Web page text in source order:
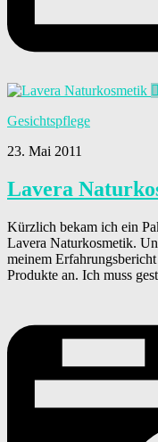
Gesichtspflege
23. Mai 2011
Lavera
Kürzlich bekam ich ein
Lavera Naturkosmetik.
meinem
Produkte an. Ich muss